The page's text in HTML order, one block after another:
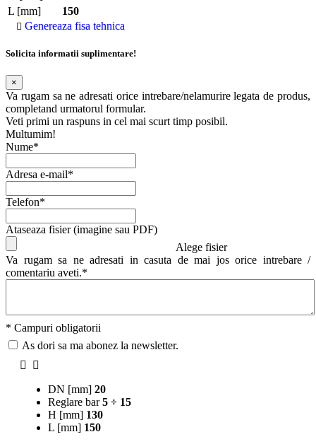
L [mm]
150
Genereaza fisa tehnica
Solicita informatii suplimentare!
×
Va rugam sa ne adresati orice intrebare/nelamurire legata de produs,
completand urmatorul formular.
Veti primi un raspuns in cel mai scurt timp posibil.
Multumim!
Nume*
Adresa e-mail*
Telefon*
Ataseaza fisier (imagine sau PDF)
Alege fisier
Va rugam sa ne adresati in casuta de mai jos orice intrebare /
comentariu aveti.*
* Campuri obligatorii
As dori sa ma abonez la newsletter.
DN [mm] 20
Reglare bar 5 ÷ 15
H [mm] 130
L [mm] 150